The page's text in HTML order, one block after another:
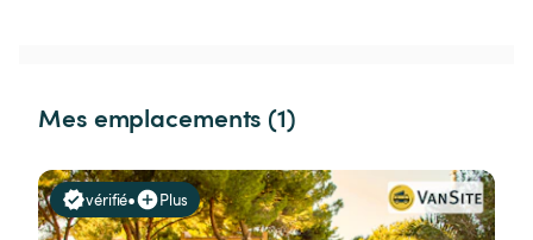
Mes emplacements (1)
vérifié• Plus